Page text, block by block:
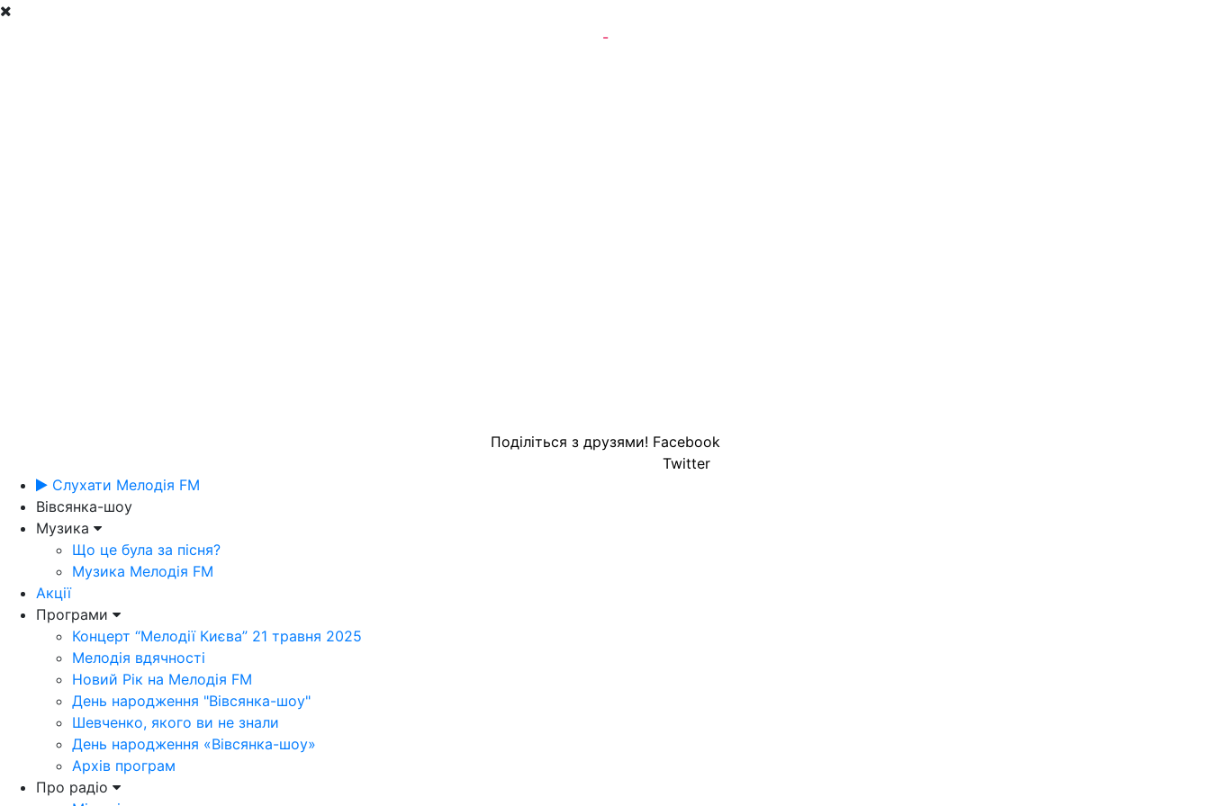
-
Поділіться з друзями! Facebook
Twitter
Слухати Мелодія FM
Вівсянка-шоу
Музика
Що це була за пісня?
Музика Мелодія FM
Акції
Програми
Концерт “Мелодії Києва” 21 травня 2025
Мелодія вдячності
Новий Рік на Мелодія FM
День народження "Вівсянка-шоу"
Шевченко, якого ви не знали
День народження «Вівсянка-шоу»
Архів програм
Про радіо